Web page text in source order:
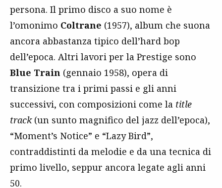
persona. Il primo disco a suo nome è
l’omonimo Coltrane (1957), album che suona
ancora abbastanza tipico dell’hard bop
dell’epoca. Altri lavori per la Prestige sono
Blue Train (gennaio 1958), opera di
transizione tra i primi passi e gli anni
successivi, con composizioni come la title
track(un sunto magnifico del jazz dell’epoca),
“Moment’s Notice” e “Lazy Bird”,
contraddistinti da melodie e da una tecnica di
primo livello, seppur ancora legate agli anni
50.